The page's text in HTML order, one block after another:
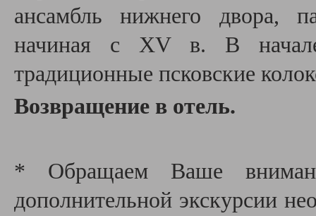
ансамбль нижнего двора,
начиная с XV в. В
традиционные псковские
Возвращение в отель.
* Обращаем Ваше
дополнительной экскурсии